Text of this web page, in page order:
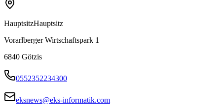
HauptsitzHauptsitz
Vorarlberger Wirtschaftspark 1
6840 Götzis
0552352234300
eksnews@eks-informatik.com